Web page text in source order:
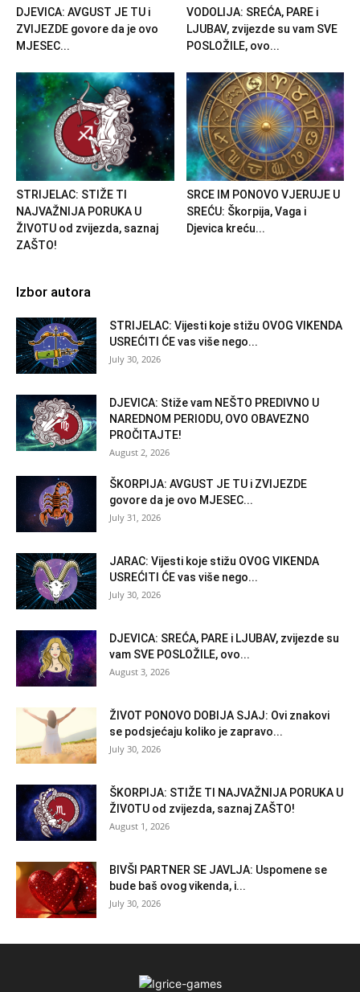
DJEVICA: AVGUST JE TU i
ZVIJEZDE govore da je ovo
MJESEC...
VODOLIJA: SREĆA, PARE i
LJUBAV, zvijezde su vam SVE
POSLOŽILE, ovo...
STRIJELAC: STIŽE TI
NAJVAŽNIJA PORUKA U
ŽIVOTU od zvijezda, saznaj
ZAŠTO!
SRCE IM PONOVO VJERUJE U
SREĆU: Škorpija, Vaga i
Djevica kreću...
Izbor autora
STRIJELAC: Vijesti koje stižu OVOG VIKENDA
USREĆITI ĆE vas više nego...
July 30, 2026
DJEVICA: Stiže vam NEŠTO PREDIVNO U
NAREDNOM PERIODU, OVO OBAVEZNO
PROČITAJTE!
August 2, 2026
ŠKORPIJA: AVGUST JE TU i ZVIJEZDE
govore da je ovo MJESEC...
July 31, 2026
JARAC: Vijesti koje stižu OVOG VIKENDA
USREĆITI ĆE vas više nego...
July 30, 2026
DJEVICA: SREĆA, PARE i LJUBAV, zvijezde su
vam SVE POSLOŽILE, ovo...
August 3, 2026
ŽIVOT PONOVO DOBIJA SJAJ: Ovi znakovi
se podsjećaju koliko je zapravo...
July 30, 2026
ŠKORPIJA: STIŽE TI NAJVAŽNIJA PORUKA U
ŽIVOTU od zvijezda, saznaj ZAŠTO!
August 1, 2026
BIVŠI PARTNER SE JAVLJA: Uspomene se
bude baš ovog vikenda, i...
July 30, 2026